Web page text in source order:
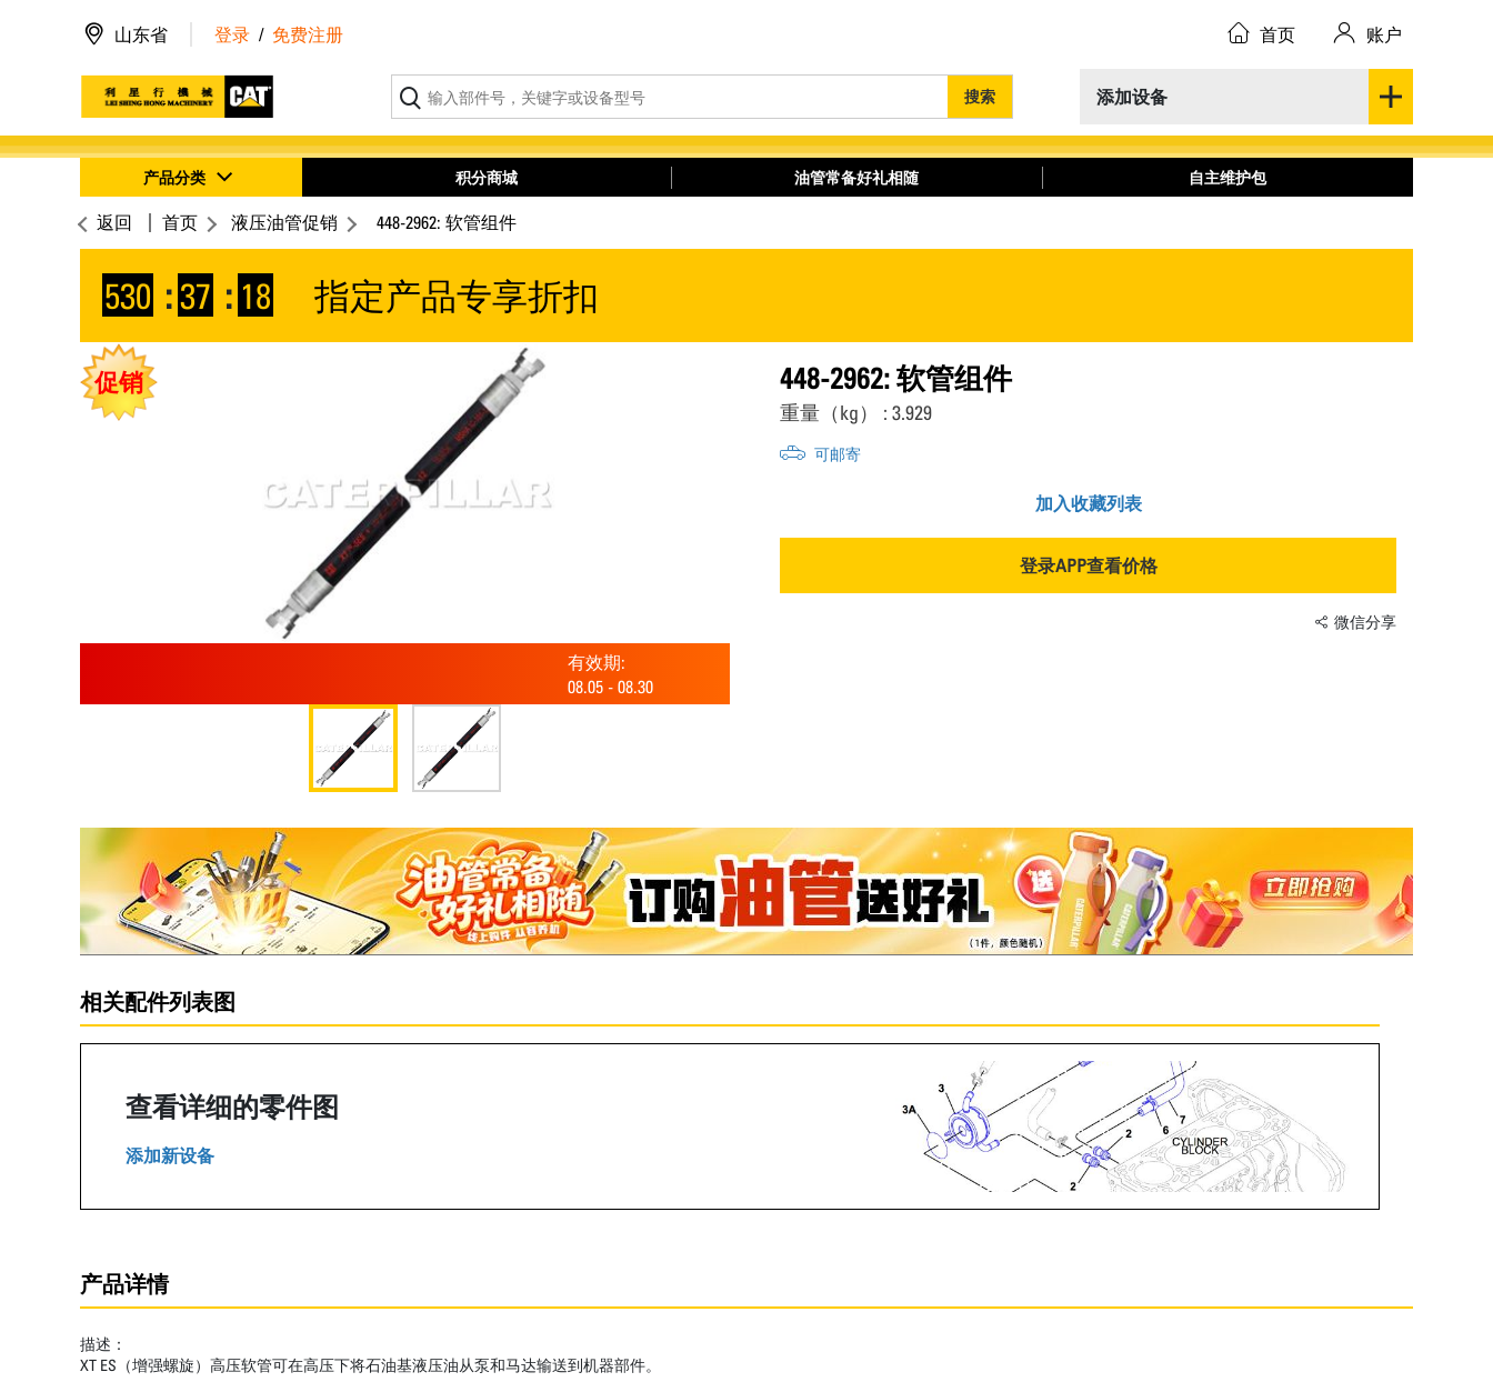
添加设备
搜索
山东省 登录 / 免费注册 首页 账户
产品分类 积分商城 油管常备好礼相随 自主维护包
返回 首页 液压油管促销 448-2962: 软管组件
530 :37 : 18 指定产品专享折扣
促销
有效期:
08.05 - 08.30
448-2962: 软管组件
重量（kg） : 3.929
可邮寄
加入收藏列表
登录APP查看价格
微信分享
相关配件列表图
查看详细的零件图
添加新设备
产品详情
描述：
XT ES（增强螺旋）高压软管可在高压下将石油基液压油从泵和马达输送到机器部件。